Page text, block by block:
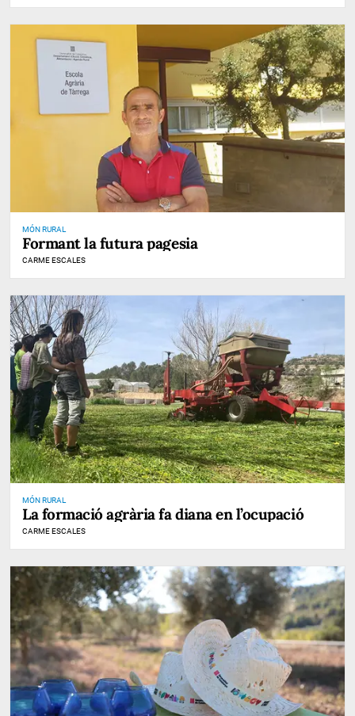
MÓN RURAL
Formant la futura pagesia
CARME ESCALES
MÓN RURAL
La formació agrària fa diana en l’ocupació
CARME ESCALES